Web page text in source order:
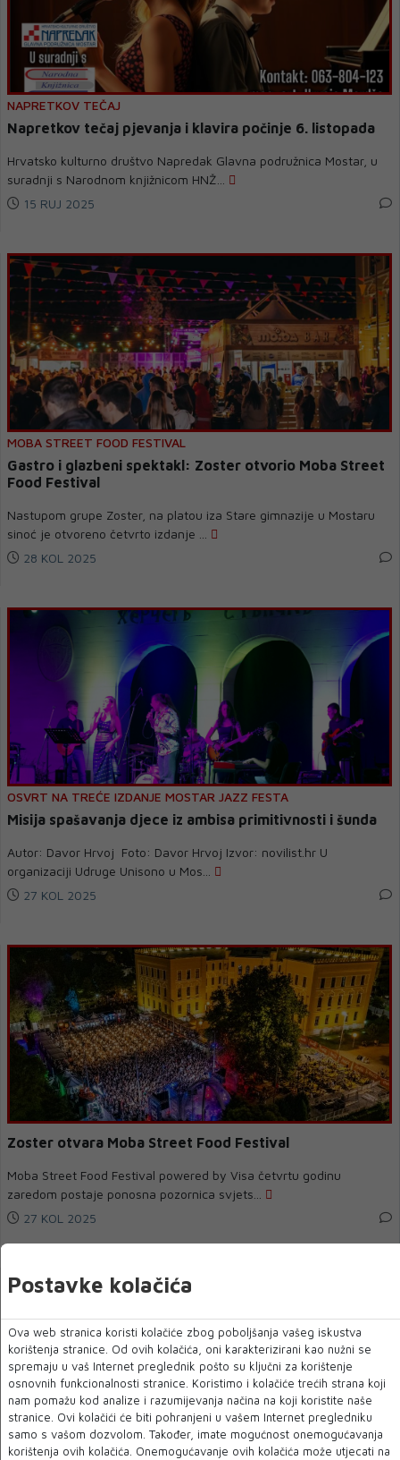
NAPRETKOV TEČAJ
Napretkov tečaj pjevanja i klavira počinje 6. listopada
Hrvatsko kulturno društvo Napredak Glavna podružnica Mostar, u
suradnji s Narodnom knjižnicom HNŽ...
15 RUJ 2025
MOBA STREET FOOD FESTIVAL
Gastro i glazbeni spektakl: Zoster otvorio Moba Street
Food Festival
Nastupom grupe Zoster, na platou iza Stare gimnazije u Mostaru
sinoć je otvoreno četvrto izdanje ...
28 KOL 2025
OSVRT NA TREĆE IZDANJE MOSTAR JAZZ FESTA
Misija spašavanja djece iz ambisa primitivnosti i šunda
Autor: Davor Hrvoj Foto: Davor Hrvoj Izvor: novilist.hr U
organizaciji Udruge Unisono u Mos...
27 KOL 2025
Zoster otvara Moba Street Food Festival
Moba Street Food Festival powered by Visa četvrtu godinu
zaredom postaje ponosna pozornica svjets...
27 KOL 2025
Postavke kolačića
Ova web stranica koristi kolačiće zbog poboljšanja vašeg iskustva
korištenja stranice. Od ovih kolačića, oni karakterizirani kao nužni se
spremaju u vaš Internet preglednik pošto su ključni za korištenje
osnovnih funkcionalnosti stranice. Koristimo i kolačiće trećih strana koji
nam pomažu kod analize i razumijevanja načina na koji koristite naše
stranice. Ovi kolačići će biti pohranjeni u vašem Internet pregledniku
samo s vašom dozvolom. Također, imate mogućnost onemogućavanja
korištenja ovih kolačića. Onemogućavanje ovih kolačića može utjecati na